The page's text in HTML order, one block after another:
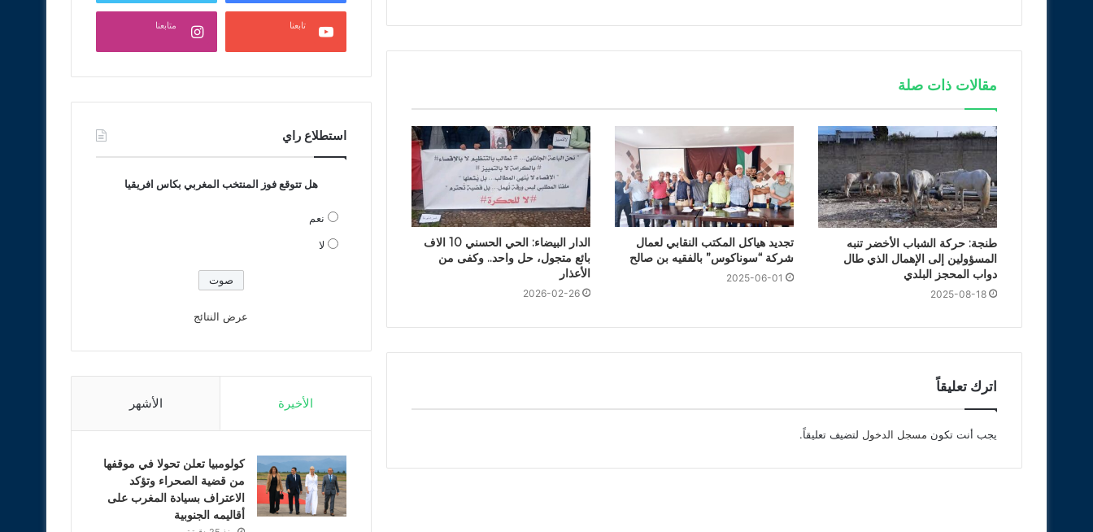
مقالات ذات صلة
طنجة: حركة الشباب الأخضر تنبه
المسؤولين إلى الإهمال الذي طال
دواب المحجز البلدي
2025-08-18
تجديد هياكل المكتب النقابي لعمال
شركة “سوناكوس” بالفقيه بن صالح
2025-06-01
الدار البيضاء: الحي الحسني 10 الاف
بائع متجول، حل واحد.. وكفى من
الأعذار
2026-02-26
اترك تعليقاً
يجب أنت تكون مسجل الدخول لتضيف تعليقاً.
تابعنا متابعنا
استطلاع راي
هل تتوقع فوز المنتخب المغربي بكاس افريقيا
نعم
لا
عرض النتائج
الأخيرة الأشهر
كولومبيا تعلن تحولا في موقفها
من قضية الصحراء وتؤكد
الاعتراف بسيادة المغرب على
أقاليمه الجنوبية